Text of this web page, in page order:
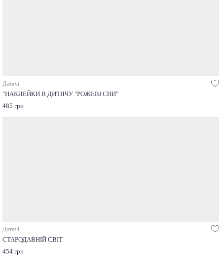
Дитячі
"НАКЛЕЙКИ В ДИТЯЧУ "РОЖЕВІ СНИ"
485 грн
Дитячі
СТАРОДАВНІЙ СВІТ
454 грн